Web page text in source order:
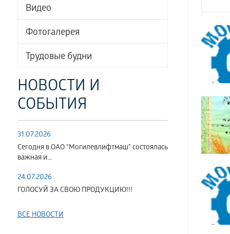
Видео
Фотогалерея
Трудовые будни
НОВОСТИ И
СОБЫТИЯ
31.07.2026
Сегодня в ОАО "Могилевлифтмаш" состоялась
важная и...
24.07.2026
ГОЛОСУЙ ЗА СВОЮ ПРОДУКЦИЮ!!!
ВСЕ НОВОСТИ